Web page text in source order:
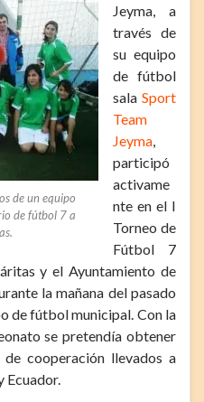
de un equipo
de fútbol 7 a
Jeyma, a
través de
su equipo
de fútbol
sala Sport
Team
Jeyma
participó
activame
nte en el I
Torneo de
Fútbol 7
y el Ayuntamiento de
la mañana del pasado
de fútbol municipal. Con la
se pretendía obtener
cooperación llevados a
Ecuador.